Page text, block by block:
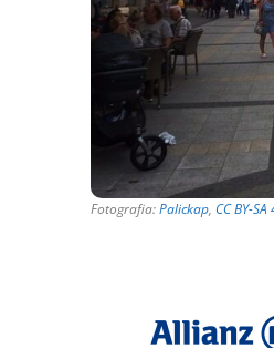
Fotografia:Palickap, CC BY-SA